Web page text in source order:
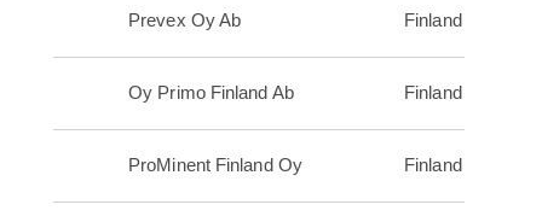
Prevex Oy Ab Finland
Oy Primo Finland Ab Finland
ProMinent Finland Oy Finland